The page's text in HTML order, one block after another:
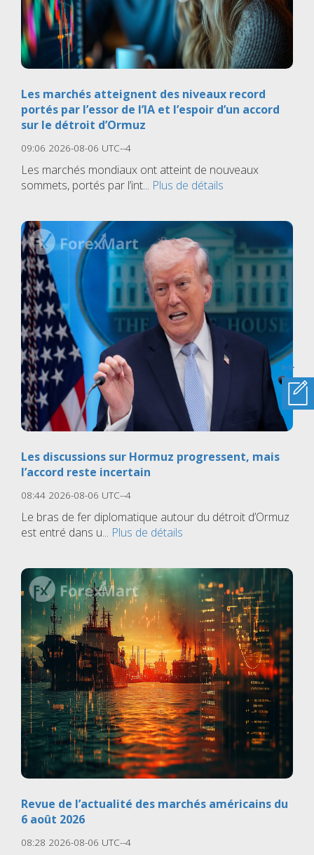
Les marchés atteignent des niveaux record
portés par l’essor de l’IA et l’espoir d’un accord
sur le détroit d’Ormuz
09:06 2026-08-06 UTC--4
Les marchés mondiaux ont atteint de nouveaux
sommets, portés par l’int... Plus de détails
Les discussions sur Hormuz progressent, mais
l’accord reste incertain
08:44 2026-08-06 UTC--4
Le bras de fer diplomatique autour du détroit d’Ormuz
est entré dans u... Plus de détails
Revue de l’actualité des marchés américains du
6 août 2026
08:28 2026-08-06 UTC--4